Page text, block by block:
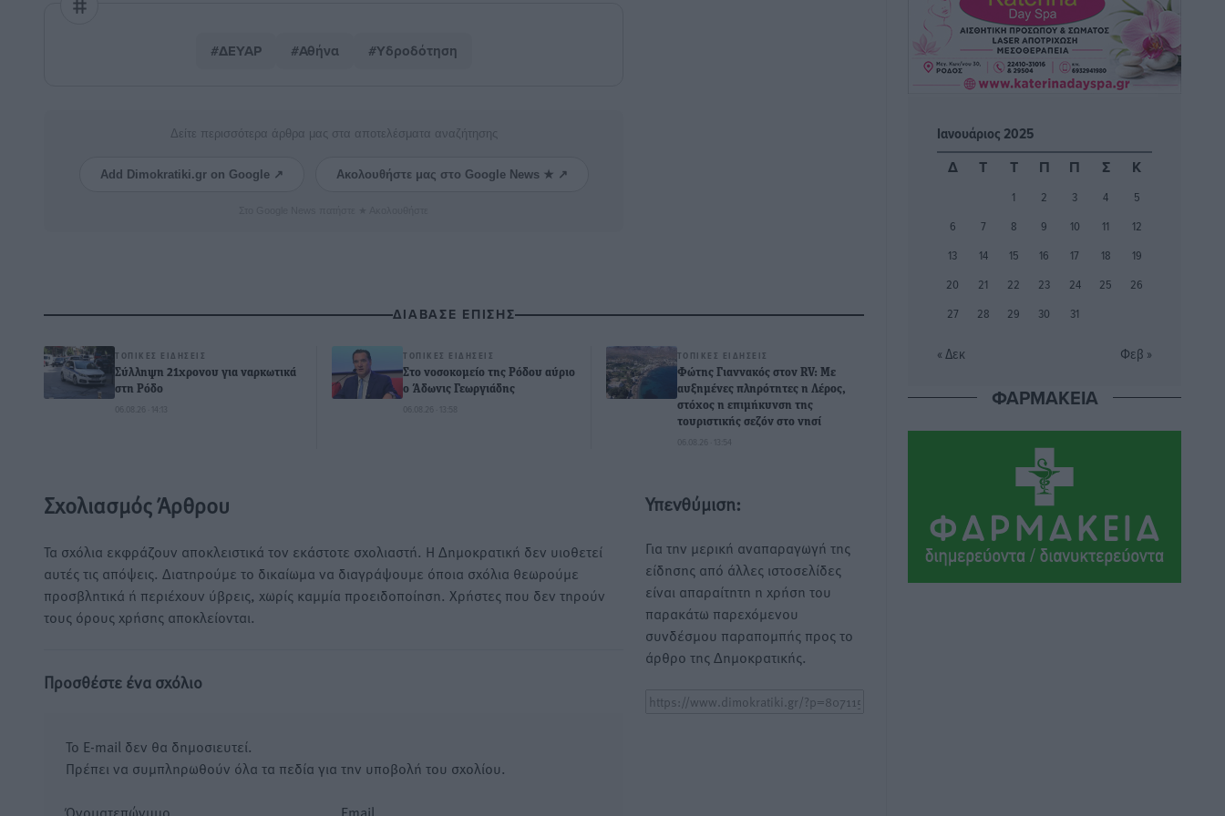
#ΔΕΥΑΡ #Αθήνα #Υδροδότηση
Δείτε περισσότερα άρθρα μας στα αποτελέσματα αναζήτησης
Add Dimokratiki.gr on Google ↗ Ακολουθήστε μας στο Google News ★ ↗
ΔΙΑΒΑΣΕ ΕΠΙΣΗΣ
ΤΟΠΙΚΈΣ ΕΙΔΉΣΕΙΣ
Σύλληψη 21χρονου για ναρκωτικά
στη Ρόδο
06.08.26 · 14:13
ΤΟΠΙΚΈΣ ΕΙΔΉΣΕΙΣ
Στο νοσοκομείο της Ρόδου αύριο
ο Άδωνις Γεωργιάδης
06.08.26 · 13:58
ΤΟΠΙΚΈΣ ΕΙΔΉΣΕΙΣ
Φώτης Γιαννακός στον RV: Με
αυξημένες πληρότητες η Λέρος,
στόχος η επιμήκυνση της
τουριστικής σεζόν στο νησί
06.08.26 · 13:54
Σχολιασμός Άρθρου
Τα σχόλια εκφράζουν αποκλειστικά τον εκάστοτε σχολιαστή. Η Δημοκρατική δεν υιοθετεί
αυτές τις απόψεις. Διατηρούμε το δικαίωμα να διαγράψουμε όποια σχόλια θεωρούμε
προσβλητικά ή περιέχουν ύβρεις, χωρίς καμμία προειδοποίηση. Χρήστες που δεν τηρούν
τους όρους χρήσης αποκλείονται.
Προσθέστε ένα σχόλιο
Το E-mail δεν θα δημοσιευτεί.
Πρέπει να συμπληρωθούν όλα τα πεδία για την υποβολή του σχολίου.
Όνοματεπώνυμο Email
Υπενθύμιση:
Για την μερική αναπαραγωγή της
είδησης από άλλες ιστοσελίδες
είναι απαραίτητη η χρήση του
παρακάτω παρεχόμενου
συνδέσμου παραπομπής προς το
άρθρο της Δημοκρατικής.
ΚΑΕ Κολοσσός: Τα… ευρωπαϊκά
εισιτήρια διαρκείας
Αθλητικά• πριν 2 ώρες
Καρτσαμάρη
Η Μανίσα πήρε Buie και Davis
Αθλητικά πριν 2 ώρες
εμπειρία, επιστημονική γνώση και
σύγχρονες μεθόδους»
Νίκος Κοντίτσης
Αθλητικά• πριν 2 ώρες
Συναυλία Μάριου Φραγκούλη –
Πολιτιστικά πριν 2 ώρες
Ιανουάριος 2025
Δ
Τ Τ Π Π Σ Κ
1 2 3 4
5
6
7 8 9 10 11
12
13
14 15 16 17 18
19
20
21 22 23 24 25
26
27
28 29 30 31
« Δεκ Φεβ »
ΦΑΡΜΑΚΕΙΑ